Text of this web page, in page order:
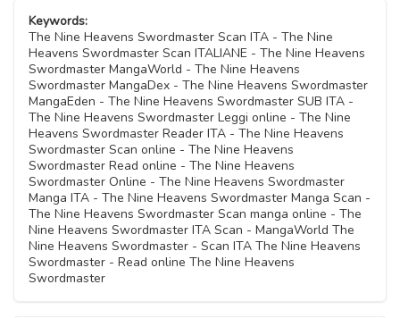
Keywords:
The Nine Heavens Swordmaster Scan ITA - The Nine
Heavens Swordmaster Scan ITALIANE - The Nine Heavens
Swordmaster MangaWorld - The Nine Heavens
Swordmaster MangaDex - The Nine Heavens Swordmaster
MangaEden - The Nine Heavens Swordmaster SUB ITA -
The Nine Heavens Swordmaster Leggi online - The Nine
Heavens Swordmaster Reader ITA - The Nine Heavens
Swordmaster Scan online - The Nine Heavens
Swordmaster Read online - The Nine Heavens
Swordmaster Online - The Nine Heavens Swordmaster
Manga ITA - The Nine Heavens Swordmaster Manga Scan -
The Nine Heavens Swordmaster Scan manga online - The
Nine Heavens Swordmaster ITA Scan - MangaWorld The
Nine Heavens Swordmaster - Scan ITA The Nine Heavens
Swordmaster - Read online The Nine Heavens
Swordmaster